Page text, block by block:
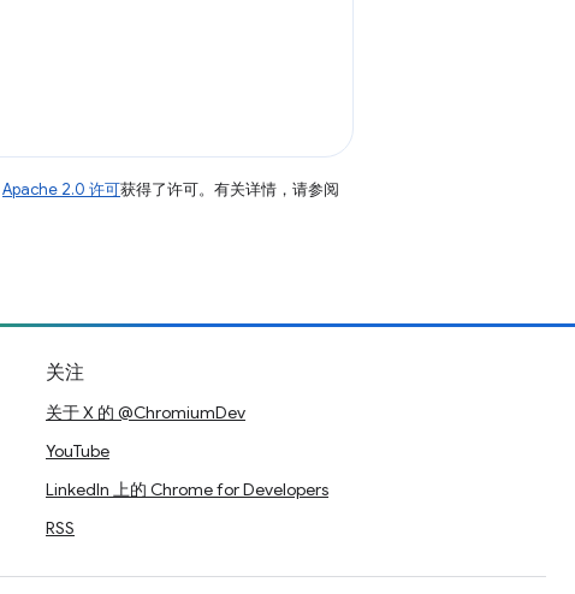
Apache 2.0 许可获得了许可。有关详情，请参阅
关注
关于 X 的 @ChromiumDev
YouTube
LinkedIn 上的 Chrome for Developers
RSS